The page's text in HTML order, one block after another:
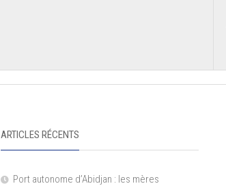
ARTICLES RÉCENTS
Port autonome d’Abidjan : les mères